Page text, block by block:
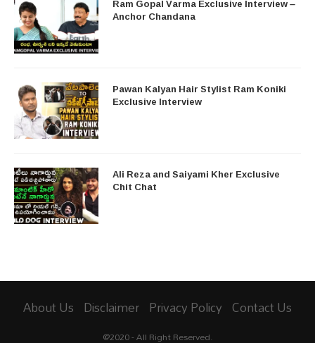
Ram Gopal Varma Exclusive Interview –
Anchor Chandana
Pawan Kalyan Hair Stylist Ram Koniki
Exclusive Interview
Ali Reza and Saiyami Kher Exclusive
Chit Chat
About Us Disclaimer Privacy Policy Contact Us
@2020 - All Right Reserved.